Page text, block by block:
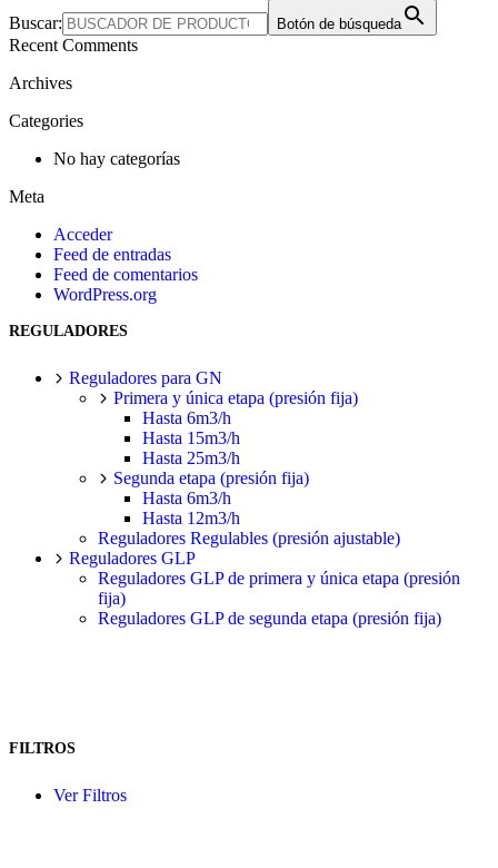
Buscar:
Botón de búsqueda
Recent Comments
Archives
Categories
No hay categorías
Meta
Acceder
Feed de entradas
Feed de comentarios
WordPress.org
REGULADORES
Reguladores para GN
Primera y única etapa (presión fija)
Hasta 6m3/h
Hasta 15m3/h
Hasta 25m3/h
Segunda etapa (presión fija)
Hasta 6m3/h
Hasta 12m3/h
Reguladores Regulables (presión ajustable)
Reguladores GLP
Reguladores GLP de primera y única etapa (presión
fija)
Reguladores GLP de segunda etapa (presión fija)
FILTROS
Ver Filtros